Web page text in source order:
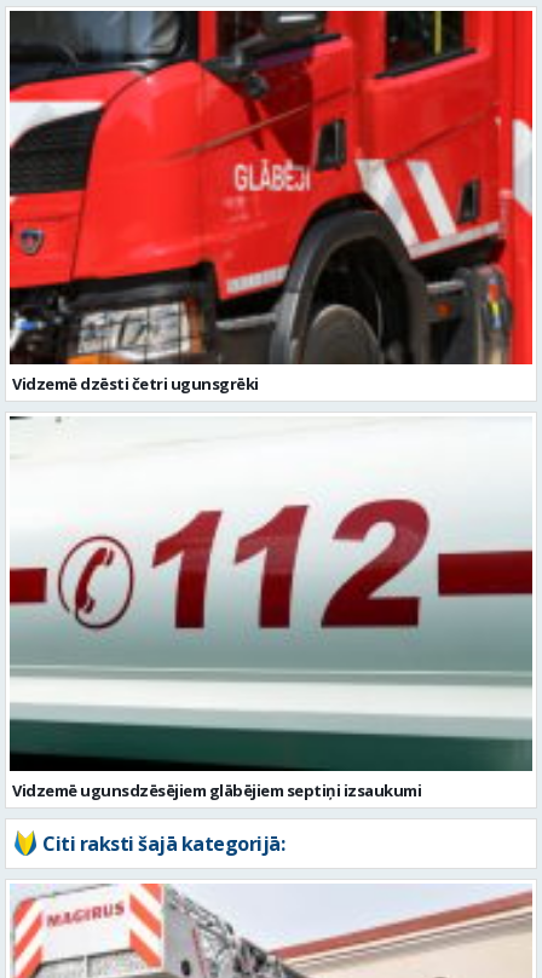
Vidzemē dzēsti četri ugunsgrēki
Vidzemē ugunsdzēsējiem glābējiem septiņi izsaukumi
Citi raksti šajā kategorijā: